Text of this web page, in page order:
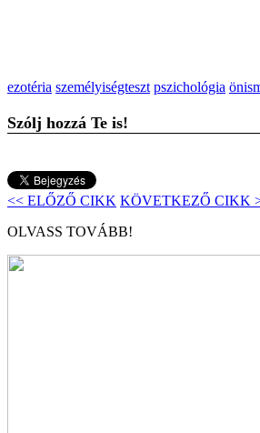
ezotéria személyiségteszt pszichológia
Szólj hozzá Te is!
<< ELŐZŐ CIKK KÖVETKEZŐ CIKK
OLVASS TOVÁBB!